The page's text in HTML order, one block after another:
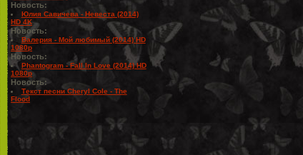
Новость:
Юлия Савичева - Невеста (2014)
HD 4K
Новость:
Валерия - Мой любимый (2014) HD
1080p
Новость:
Phantogram - Fall In Love (2014) HD
1080p
Новость:
Текст песни Cheryl Cole - The
Flood